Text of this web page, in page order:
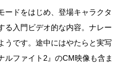
ードをはじめ、登場キャラクタ
る入門ビデオ的な内容。ナレー
うです。途中にはやたらと実写
ルファイト2』のCM映像も含ま